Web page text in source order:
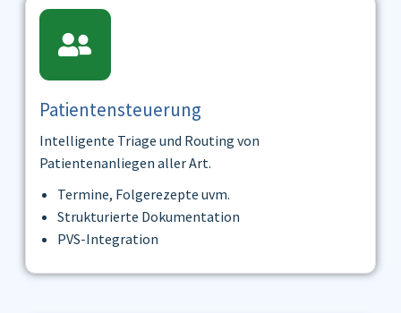
Patientensteuerung
Intelligente Triage und Routing von
Patientenanliegen aller Art.
Termine, Folgerezepte uvm.
Strukturierte Dokumentation
PVS-Integration